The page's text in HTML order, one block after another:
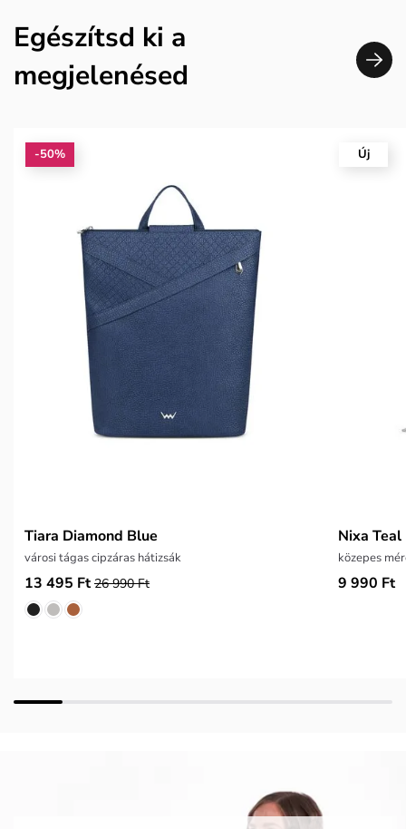
Egészítsd ki a
megjelenésed
-50%
Tiara Diamond Blue
városi tágas cipzáras hátizsák
13 495 Ft 26 990 Ft
Új
Nixa Teal
közepes
9 990 Ft